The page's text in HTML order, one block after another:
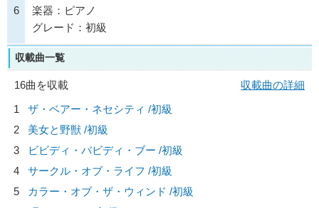
6
楽器：ピアノ
グレード：初級
収載曲一覧
16曲を収載
収載曲の詳細
1
ザ・ベアー・ネセシティ /初級
2
美女と野獣 /初級
3
ビビディ・バビディ・ブー /初級
4
サークル・オブ・ライフ /初級
5
カラー・オブ・ザ・ウィンド /初級